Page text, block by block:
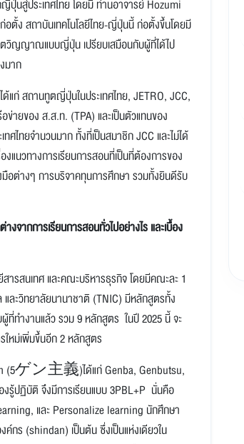
ปุ่นสู่ประเทศไทย โดยมี ท่านอาจารย์ Hozumi
ตั้ง สถาบันเทคโนโลยีไทย-ญี่ปุ่นนี้ ก่อตั้งขึ้นโดยมี
ตวิญญาณแบบญี่ปุ่น เปรียบเสมือนกับผู้ที่ได้ไป
มาก
แก่ สถานทูตญี่ปุ่นในประเทศไทย, JETRO, JCC,
ายของ ส.ส.ท. (TPA) และเป็นตัวแทนของ
ไทยจำนวนมาก ทั้งที่เป็นสมาชิก JCC และไม่ได้
แนวทางการเรียนการสอนที่เป็นที่ต้องการของ
อต่างๆ การบริจาคทุนการศึกษา รวมทั้งยินดีรับ
จากการเรียนการสอนทั่วไปอย่างไร และเบื้อง
รสนเทศ และคณะบริหารธุรกิจ โดยมีคณะละ 1
ละวิทยาลัยนานาชาติ (TNIC) มีหลักสูตรทั้ง
ทำงานแล้ว รวม 9 หลักสูตร ในปี 2025 นี้ จะ
ใหม่เพิ่มขึ้นอีก 2 หลักสูตร
(5ゲン主義)ได้แก่ Genba, Genbutsu,
รู้ปฏิบัติ จึงมีการเรียนแบบ 3PBL+P นั่นคือ
และ Personalize learning นักศึกษา
กร (shindan) เป็นต้น ซึ่งเป็นแห่งเดียวใน